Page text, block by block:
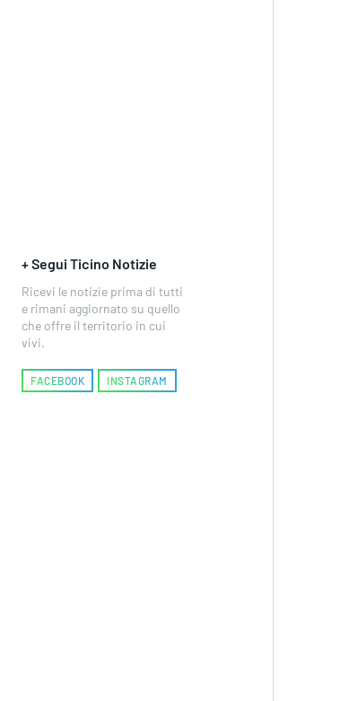
+ Segui Ticino Notizie
Ricevi le notizie prima di tutti
e rimani aggiornato su quello
che offre il territorio in cui
vivi.
FACEBOOK INSTAGRAM